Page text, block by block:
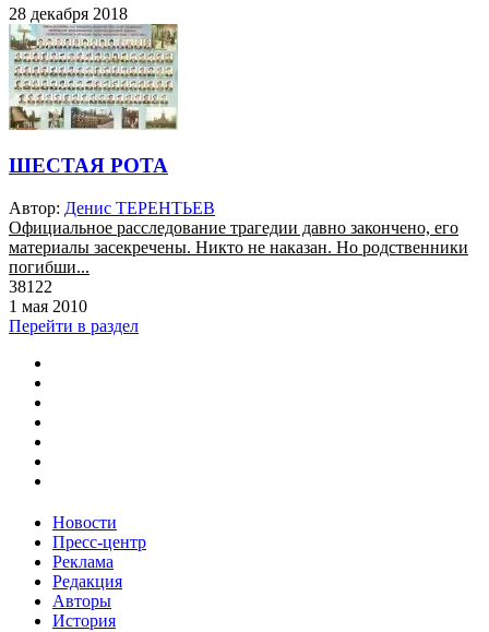
28 декабря 2018
ШЕСТАЯ РОТА
Автор: Денис ТЕРЕНТЬЕВ
Официальное расследование трагедии давно закончено, его
материалы засекречены. Никто не наказан. Но родственники
погибши...
38122
1 мая 2010
Перейти в раздел
Новости
Пресс-центр
Реклама
Редакция
Авторы
История